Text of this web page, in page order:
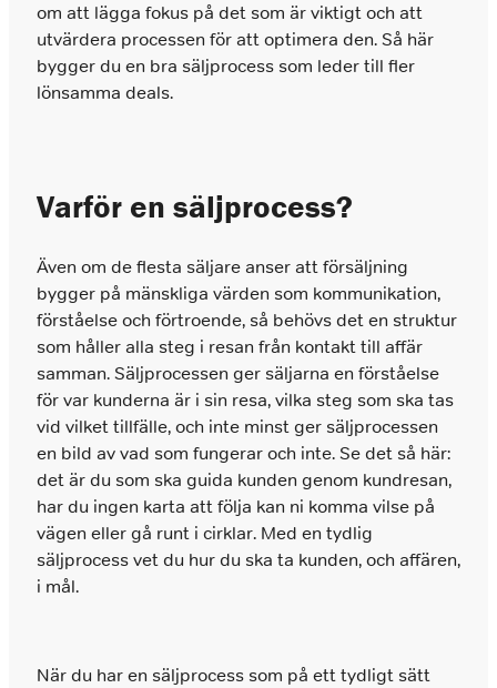
Interimslösningar
Interim rekrytering inom försäljning och
management
Om du behöver stärka ditt marknadsteam
Prissättning
Enkel och logisk prissättning baserat på den
kompetensnivå ni behöver rekrytera
om att lägga fokus på det som är viktigt och att
utvärdera processen för att optimera den. Så här
bygger du en bra säljprocess som leder till fler
lönsamma deals.
Varför en säljprocess?
Även om de flesta säljare anser att försäljning
bygger på mänskliga värden som kommunikation,
förståelse och förtroende, så behövs det en struktur
som håller alla steg i resan från kontakt till affär
samman. Säljprocessen ger säljarna en förståelse
för var kunderna är i sin resa, vilka steg som ska tas
vid vilket tillfälle, och inte minst ger säljprocessen
en bild av vad som fungerar och inte. Se det så här:
det är du som ska guida kunden genom kundresan,
har du ingen karta att följa kan ni komma vilse på
vägen eller gå runt i cirklar. Med en tydlig
säljprocess vet du hur du ska ta kunden, och affären,
i mål.
När du har en säljprocess som på ett tydligt sätt